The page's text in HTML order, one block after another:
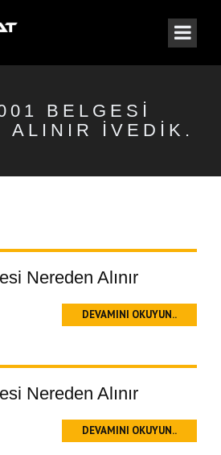
BELGESI
ALINIR İVEDIK.
Nereden Alınır
DEVAMINI OKUYUN..
Nereden Alınır
DEVAMINI OKUYUN..